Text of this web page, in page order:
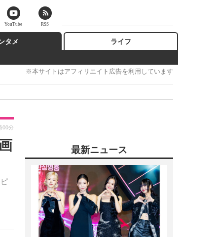
タメ ライフ
※本サイトはアフィリエイト広告を利用しています
00分
最新ニュース
YouTube RSS